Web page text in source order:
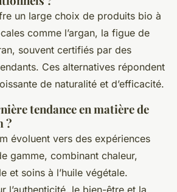
un large choix de produits bio à
comme l’argan, la figue de
souvent certifiés par des
Ces alternatives répondent
de naturalité et d’efficacité.
tendance en matière de
?
évoluent vers des expériences
gamme, combinant chaleur,
et soins à l’huile végétale.